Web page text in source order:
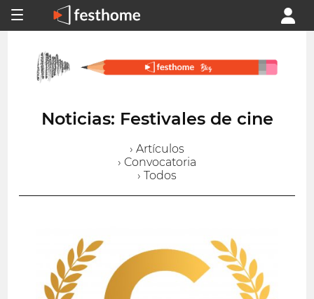
Noticias: Festivales de cine
› Artículos
› Convocatoria
› Todos